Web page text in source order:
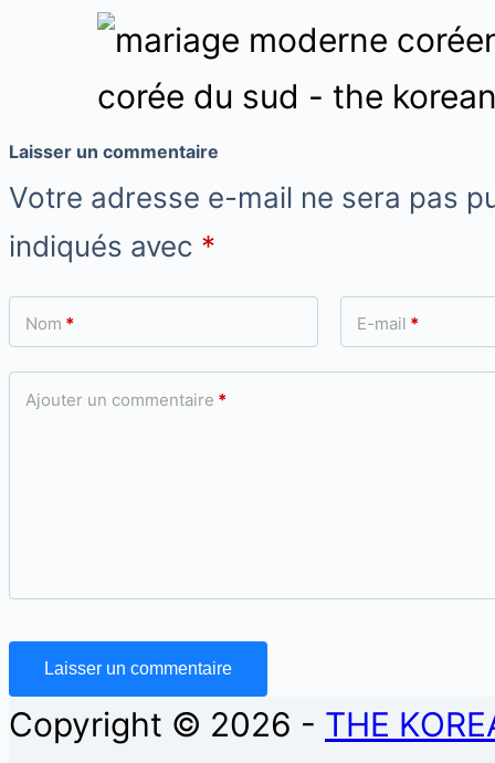
Laisser un commentaire
Votre adresse e-mail ne sera pas
indiqués avec *
Nom * E-mail *
Ajouter un commentaire *
Laisser un commentaire
Copyright © 2026 - THE